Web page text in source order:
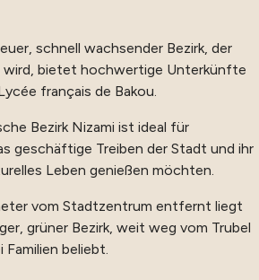
schnell wachsender Bezirk, der
wird, bietet hochwertige Unterkünfte
français de Bakou.
Bezirk Nizami ist ideal für
geschäftige Treiben der Stadt und ihr
Leben genießen möchten.
vom Stadtzentrum entfernt liegt
grüner Bezirk, weit weg vom Trubel
beliebt.